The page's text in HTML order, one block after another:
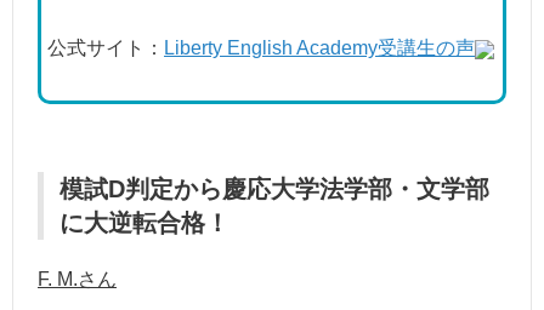
公式サイト： Liberty English Academy受講生の声
模試D判定から慶応大学法学部・文学部
に大逆転合格！
F. M.さん